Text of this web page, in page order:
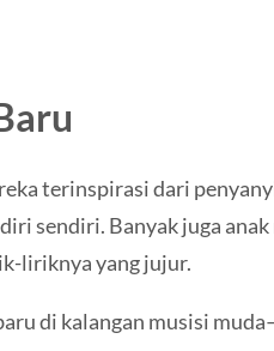
terinspirasi dari
sendiri. Banyak juga anak
liriknya yang jujur.
di kalangan musisi